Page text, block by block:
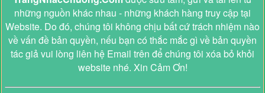
những nguồn khác nhau - những khách hàng truy cập tại
Website. Do đó, chúng tôi không chịu bất cứ trách nhiệm nào
về vấn đề bản quyền, nếu bạn có thắc mắc gì về bản quyền
tác giả vui lòng liên hệ Email trên để chúng tôi xóa bỏ khỏi
website nhé. Xin Cảm Ơn!